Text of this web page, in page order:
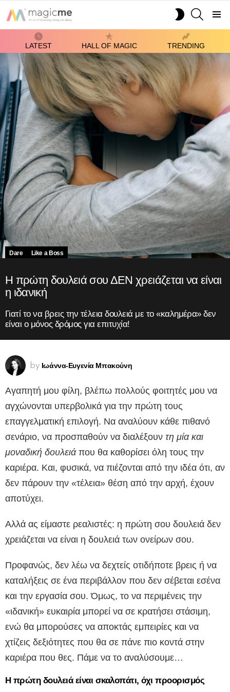
SWITCH
LATEST HALL OF MAGIC TRENDING
Dare Like a Boss
Η πρώτη δουλειά σου ΔΕΝ χρειάζεται να είναι
η ιδανική
Γιατί το να βρεις την τέλεια δουλειά με το «καλημέρα» δεν
είναι ο μόνος δρόμος για επιτυχία!
by Ιωάννα-Ευγενία Μπακούνη
Αγαπητή μου φίλη, βλέπω πολλούς φοιτητές μου να
αγχώνονται υπερβολικά για την πρώτη τους
επαγγελματική επιλογή. Να αναλύουν κάθε πιθανό
σενάριο, να προσπαθούν να διαλέξουν τη μία και
μοναδική δουλειάπου θα καθορίσει όλη τους την
καριέρα. Και, φυσικά, να πιέζονται από την ιδέα ότι, αν
δεν πάρουν την «τέλεια» θέση από την αρχή, έχουν
αποτύχει.
Αλλά ας είμαστε ρεαλιστές: η πρώτη σου δουλειά δεν
χρειάζεται να είναι η δουλειά των ονείρων σου.
Προφανώς, δεν λέω να δεχτείς οτιδήποτε βρεις ή να
καταλήξεις σε ένα περιβάλλον που δεν σέβεται εσένα
και την εργασία σου. Όμως, το να περιμένεις την
«ιδανική» ευκαιρία μπορεί να σε κρατήσει στάσιμη,
ενώ θα μπορούσες να αποκτάς εμπειρίες και να
χτίζεις δεξιότητες που θα σε πάνε πιο κοντά στην
καριέρα που θες. Πάμε να το αναλύσουμε…
Η πρώτη δουλειά είναι σκαλοπάτι, όχι προορισμός